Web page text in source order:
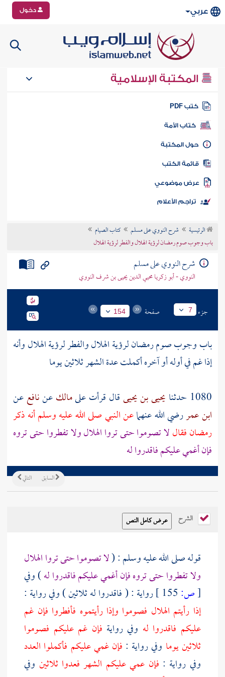
عربي دخول
المكتبة الإسلامية
كتب PDF
كتاب الأمة
المكتبة
الكتب
موضوعي
تراجم الأعلام
الرئيسية شرح النووي على مسلم
كتاب الصيام
باب وجوب صوم رمضان لرؤية الهلال والفطر لرؤية الهلال
شرح النووي على مسلم
النووي - أبو زكريا محيي الدين يحيى بن شرف النووي
جزء 7 صفحة 154
باب وجوب صوم رمضان لرؤية الهلال والفطر لرؤية الهلال وأنه
إذا غم في أوله أو آخره أكملت عدة الشهر ثلاثين يوما
1080 حدثنا
يحيى بن يحيىقال قرأت علىمالكعننافععن
ابن عمررضي الله عنهماعن النبي صلى الله عليه وسلم أنه ذكر
رمضان فقاللا تصوموا حتى تروا الهلال ولا تفطروا حتى تروه
فإن أغمي عليكم فاقدروا له
التالي السابق
الشرح
قوله صلى الله عليه وسلم : (لا تصوموا حتى تروا الهلال
ولا تفطروا حتى تروه فإن أغمي عليكم فاقدروا له) وفي
[ص:
رواية : ( فاقدروا له ثلاثين ) وفي رواية :
إذا رأيتم الهلال فصوموا وإذا رأيتموه فأفطروا فإن غم
عليكم فاقدروا له وفي رواية فإن غم عليكم فصوموا
ثلاثين يوما وفي رواية : فإن غمي عليكم فأكملوا العدد
وفي رواية : فإن عمي عليكم الشهر فعدوا ثلاثين وفي